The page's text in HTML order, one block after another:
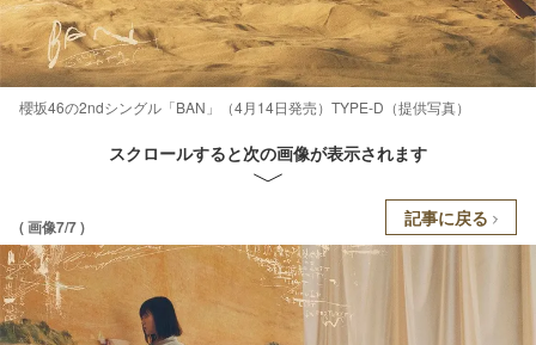
櫻坂46の2ndシングル「BAN」（4月14日発売）TYPE-D（提供写真）
スクロールすると次の画像が表示されます
( 画像7/7 ) 記事に戻る